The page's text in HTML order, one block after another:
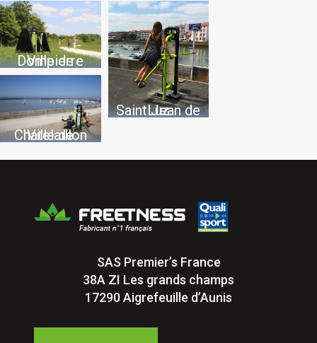
Ville de Dompierre
Ville de Chatelaillon
Saint Jean de Luz
SAS Premier’s France
38A ZI Les grands champs
17290 Aigrefeuille d’Aunis